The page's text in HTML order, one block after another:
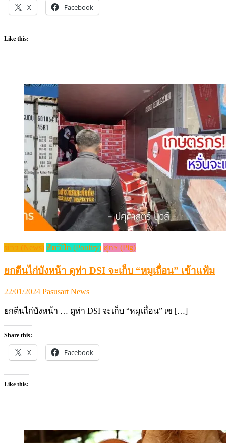
X Facebook
Like this:
ข่าว (News) สัตว์ปีก (Poultry) สุกร (Pig)
ยกตีนไก่บังหน้า ดูท่า DSI จะเก็บ “หมูเถื่อน” เข้าแฟ้ม
Posted
22/01/2024 Author
Pasusart News
ยกตีนไก่บังหน้า … ดูท่า DSI จะเก็บ “หมูเถื่อน” เข […]
Share this:
X Facebook
Like this: